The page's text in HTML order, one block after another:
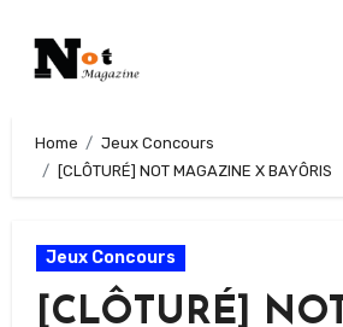
Home
Jeux Concours
[CLÔTURÉ] NOT MAGAZINE X BAYÔRIS
Jeux Concours
[CLÔTURÉ] NOT